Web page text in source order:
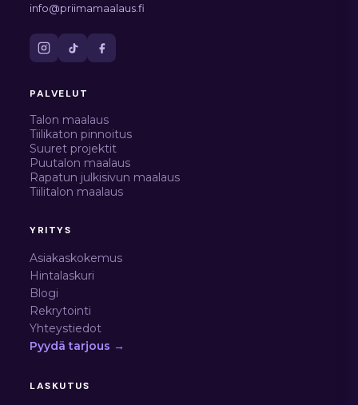
info@priimamaalaus.fi
PALVELUT
Talon maalaus
Tiilikaton pinnoitus
Suuret projektit
Puutalon maalaus
Rapatun julkisivun maalaus
Tiilitalon maalaus
YRITYS
Asiakaskokemus
Hintalaskuri
Blogi
Rekrytointi
Yhteystiedot
Pyydä tarjous →
LASKUTUS